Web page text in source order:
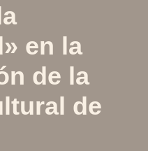
en la
de la
de